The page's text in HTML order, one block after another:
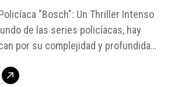
"Bosch": Un Thriller Intenso
de las series policíacas, hay
por su complejidad y profundidad.
Connelly y desarrollada por Eric